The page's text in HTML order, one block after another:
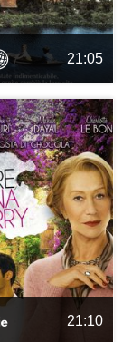
21:05
21:10